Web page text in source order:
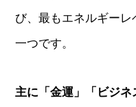
び、最もエネルギー
一つです。
主に「金運」「ビジ